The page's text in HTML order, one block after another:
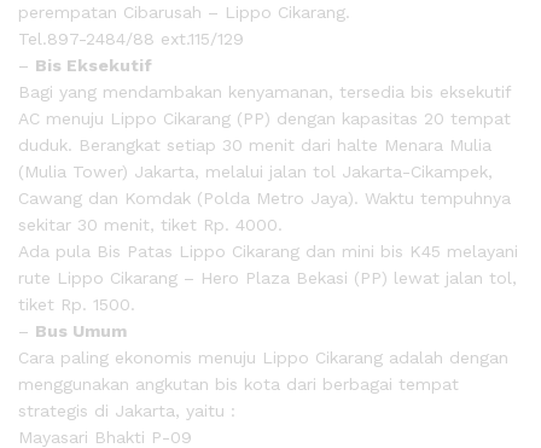
perempatan Cibarusah – Lippo Cikarang.
Tel.897-2484/88 ext.115/129
– Bis Eksekutif
Bagi yang mendambakan kenyamanan, tersedia bis eksekutif
AC menuju Lippo Cikarang (PP) dengan kapasitas 20 tempat
duduk. Berangkat setiap 30 menit dari halte Menara Mulia
(Mulia Tower) Jakarta, melalui jalan tol Jakarta-Cikampek,
Cawang dan Komdak (Polda Metro Jaya). Waktu tempuhnya
sekitar 30 menit, tiket Rp. 4000.
Ada pula Bis Patas Lippo Cikarang dan mini bis K45 melayani
rute Lippo Cikarang – Hero Plaza Bekasi (PP) lewat jalan tol,
tiket Rp. 1500.
– Bus Umum
Cara paling ekonomis menuju Lippo Cikarang adalah dengan
menggunakan angkutan bis kota dari berbagai tempat
strategis di Jakarta, yaitu :
Mayasari Bhakti P-09